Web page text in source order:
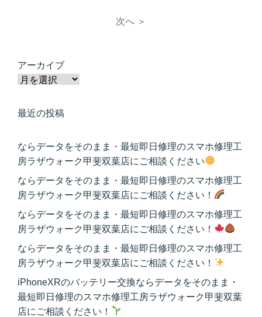
次へ ＞
アーカイブ
最近の投稿
ならデータをそのまま・最短即日修理のスマホ修理工
房ラザウォーク甲斐双葉店にご相談ください
ならデータをそのまま・最短即日修理のスマホ修理工
房ラザウォーク甲斐双葉店にご相談ください！
ならデータをそのまま・最短即日修理のスマホ修理工
房ラザウォーク甲斐双葉店にご相談ください！
ならデータをそのまま・最短即日修理のスマホ修理工
房ラザウォーク甲斐双葉店にご相談ください！
iPhoneXRのバッテリー交換ならデータをそのまま・
最短即日修理のスマホ修理工房ラザウォーク甲斐双葉
店にご相談ください！